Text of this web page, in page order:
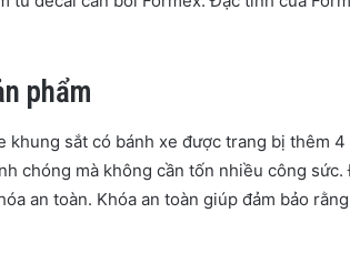
phẩm
khung sắt có bánh xe được trang bị thêm
chóng mà không cần tốn nhiều công
an toàn. Khóa an toàn giúp đảm bảo